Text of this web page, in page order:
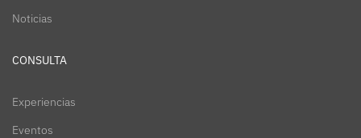
Noticias
CONSULTA
Experiencias
Eventos